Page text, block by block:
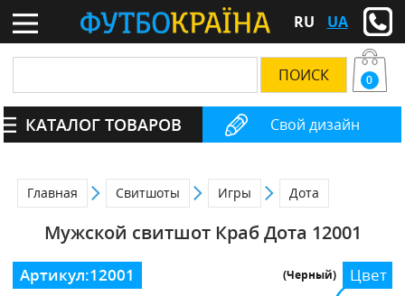
RU UA
Свой дизайн
0
КАТАЛОГ ТОВАРОВ
Главная Свитшоты Игры Дота
Мужской свитшот Краб Дота 12001
Цвет
(Черный)
Артикул:12001